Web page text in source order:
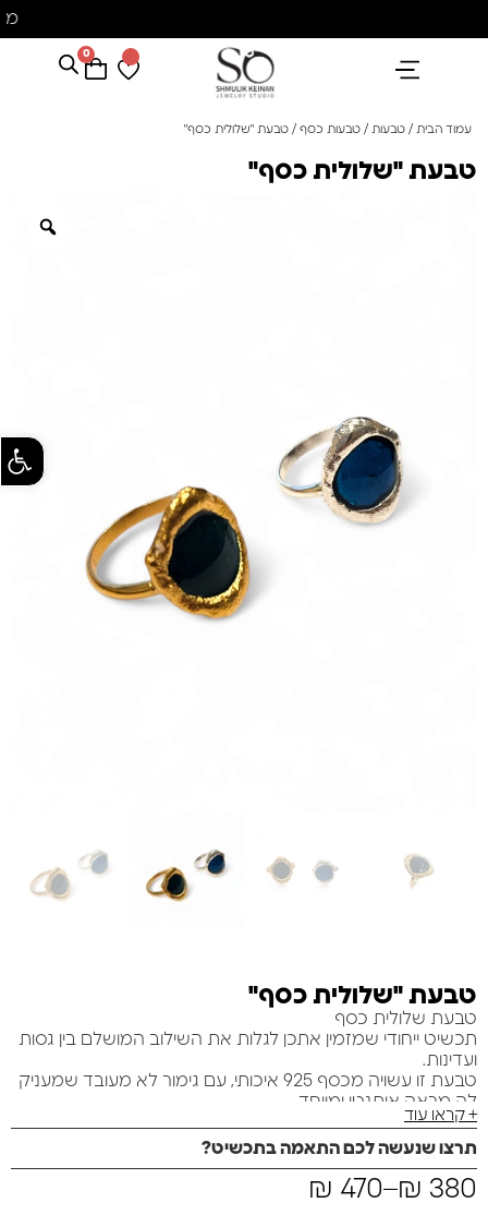
0
עמוד הבית / טבעות / טבעות כסף / טבעת "שלולית כסף"
טבעת "שלולית כסף"
טבעת "שלולית כסף"
טבעת שלולית כסף
תכשיט ייחודי שמזמין אתכן לגלות את השילוב המושלם בין גסות
ועדינות.
טבעת זו עשויה מכסף 925 איכותי, עם גימור לא מעובד שמעניק
לה מראה אותנטי ומיוחד.
האמייל הצבעוני מוסיף נגיעות חיים וצבע לכל לוק, והופך אותה
ליצירת אמנות של ממש.
להתעלם ממנו.
+ קראו עוד
תרצו שנעשה לכם התאמה בתכשיט?
₪ 380
–
₪ 470
פתח